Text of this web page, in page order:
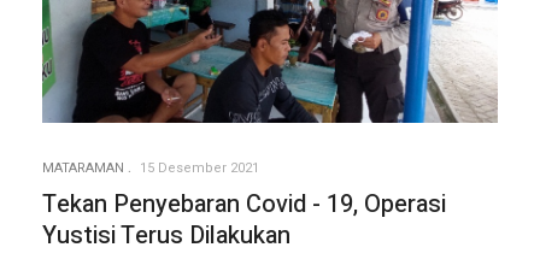
MATARAMAN 15 Desember 2021
Tekan Penyebaran Covid - 19, Operasi
Yustisi Terus Dilakukan